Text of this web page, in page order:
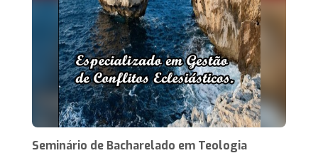
Seminário de Bacharelado em Teologia